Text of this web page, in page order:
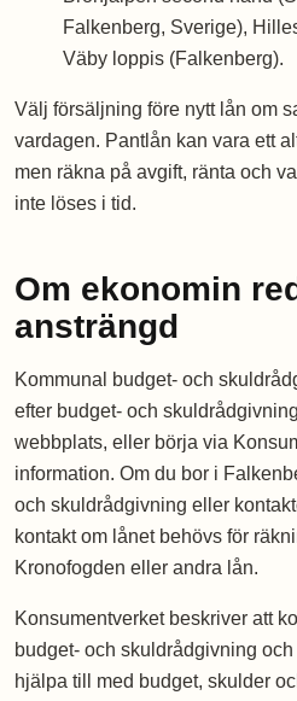
Falkenberg, Sverige),
Väby loppis (Falkenberg).
Välj försäljning före nytt lån om
vardagen. Pantlån kan vara ett
men räkna på avgift, ränta och
inte löses i tid.
Om ekonomin
ansträngd
Kommunal budget- och
efter budget- och
webbplats, eller börja via
information. Om du bor i
och skuldrådgivning eller
kontakt om lånet behövs för
Kronofogden eller andra lån.
Konsumentverket beskriver att
budget- och skuldrådgivning
hjälpa till med budget, skulder